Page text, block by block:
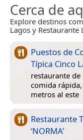
Cerca de
Explore destinos
Lagos y
Puestos de
Típica Cinco
restaurante de
comida rápida,
metros al este
Restaurante
‘NORMA’